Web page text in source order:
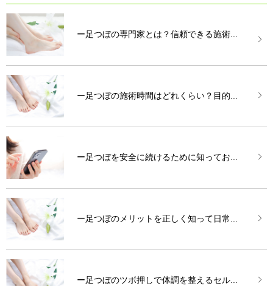
ー足つぼの専門家とは？信頼できる施術...
ー足つぼの施術時間はどれくらい？目的...
ー足つぼを安全に続けるために知ってお...
ー足つぼのメリットを正しく知って日常...
ー足つぼのツボ押しで体調を整えるセル...